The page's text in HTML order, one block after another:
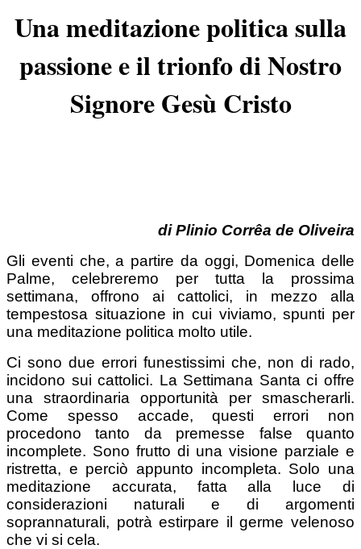
Una meditazione politica sulla
passione e il trionfo di Nostro
Signore Gesù Cristo
di Plinio Corrêa de Oliveira
Gli eventi che, a partire da oggi, Domenica delle
Palme, celebreremo per tutta la prossima
settimana, offrono ai cattolici, in mezzo alla
tempestosa situazione in cui viviamo, spunti per
una meditazione politica molto utile.
Ci sono due errori funestissimi che, non di rado,
incidono sui cattolici. La Settimana Santa ci offre
una straordinaria opportunità per smascherarli.
Come spesso accade, questi errori non
procedono tanto da premesse false quanto
incomplete. Sono frutto di una visione parziale e
ristretta, e perciò appunto incompleta. Solo una
meditazione accurata, fatta alla luce di
considerazioni naturali e di argomenti
soprannaturali, potrà estirpare il germe velenoso
che vi si cela.